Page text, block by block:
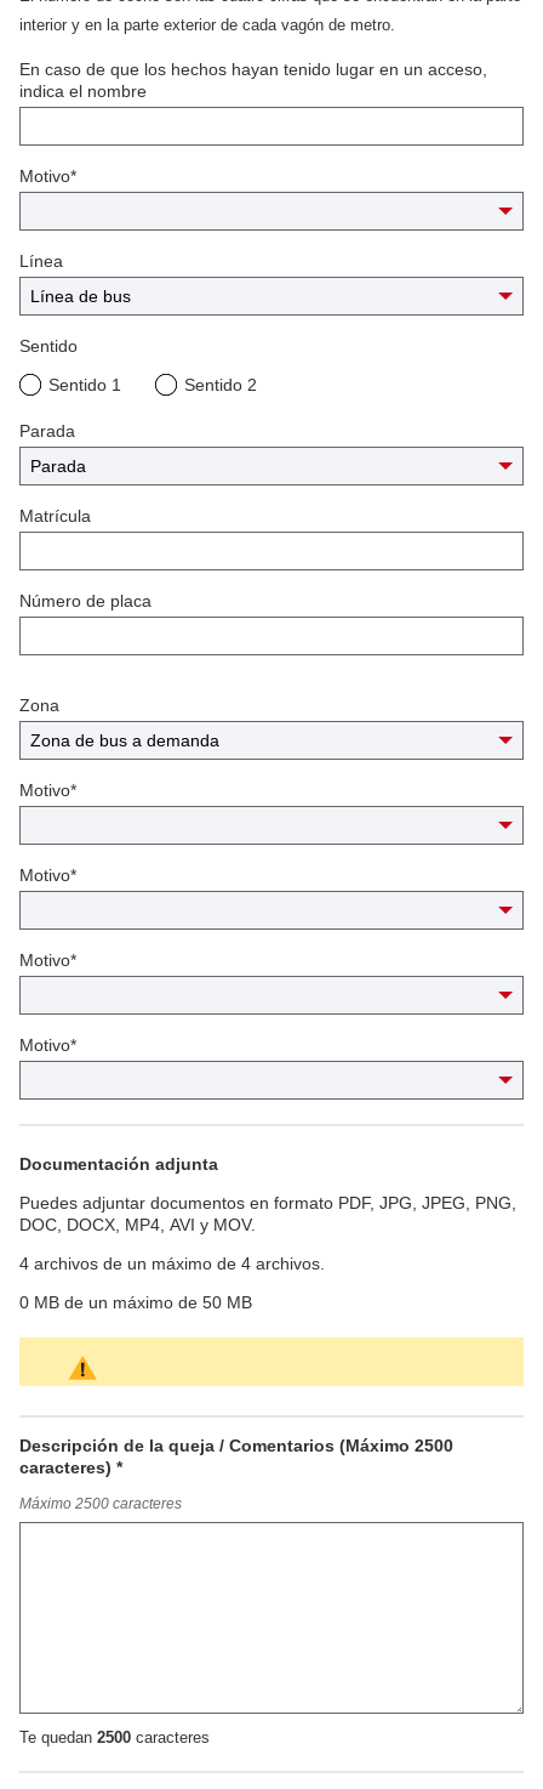
interior y en la parte exterior de cada vagón de metro.
En caso de que los hechos hayan tenido lugar en un acceso,
indica el nombre
Motivo*
Línea
Sentido
Sentido 1
Sentido 2
Parada
Matrícula
Número de placa
Zona
Motivo*
Motivo*
Motivo*
Motivo*
Documentación adjunta
Puedes adjuntar documentos en formato PDF, JPG, JPEG, PNG,
DOC, DOCX, MP4, AVI y MOV.
4 archivos de un máximo de 4 archivos.
0 MB de un máximo de 50 MB
Descripción de la queja / Comentarios (Máximo 2500
caracteres) *
D
e
d
e
Máximo 2500 caracteres
Te quedan 2500 caracteres